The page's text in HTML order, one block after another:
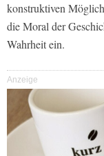
konstruktiven
die Moral der
Wahrheit ein.
Anzeige